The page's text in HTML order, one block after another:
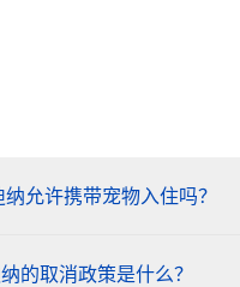
允许携带宠物入住吗？
的取消政策是什么？